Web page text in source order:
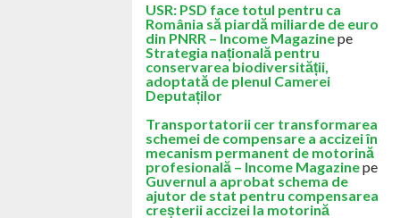
USR: PSD face totul pentru ca
România să piardă miliarde de euro
din PNRR – Income Magazinepe
Strategia națională pentru
conservarea biodiversității,
adoptată de plenul Camerei
Deputaților
Transportatorii cer transformarea
schemei de compensare a accizei în
mecanism permanent de motorină
profesională – Income Magazinepe
Guvernul a aprobat schema de
ajutor de stat pentru compensarea
creșterii accizei la motorină